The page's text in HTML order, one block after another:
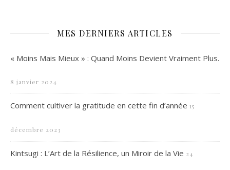
MES DERNIERS ARTICLES
« Moins Mais Mieux » : Quand Moins Devient Vraiment Plus.
8 janvier 2024
Comment cultiver la gratitude en cette fin d’année 15
décembre 2023
Kintsugi : L’Art de la Résilience, un Miroir de la Vie 24